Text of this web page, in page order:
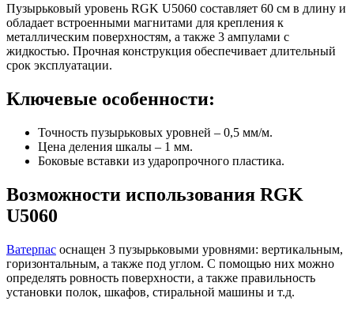
Пузырьковый уровень RGK U5060 составляет 60 см в длину и
обладает встроенными магнитами для крепления к
металлическим поверхностям, а также 3 ампулами с
жидкостью. Прочная конструкция обеспечивает длительный
срок эксплуатации.
Ключевые особенности:
Точность пузырьковых уровней – 0,5 мм/м.
Цена деления шкалы – 1 мм.
Боковые вставки из ударопрочного пластика.
Возможности использования RGK
U5060
Ватерпас оснащен 3 пузырьковыми уровнями: вертикальным,
горизонтальным, а также под углом. С помощью них можно
определять ровность поверхности, а также правильность
установки полок, шкафов, стиральной машины и т.д.